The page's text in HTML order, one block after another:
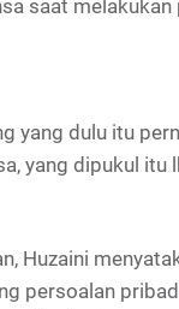
saat melakukan
yang dulu itu
yang dipukul itu
Huzaini
persoalan